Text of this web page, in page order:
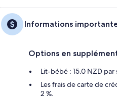
Informations
Options en
Lit-bébé : 15.0 NZD par
Les frais de carte de
2 %.